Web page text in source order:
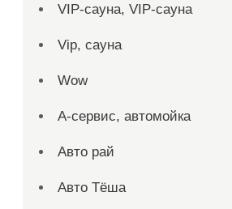
VIP-сауна, VIP-сауна
Vip, сауна
Wow
А-сервис, автомойка
Авто рай
Авто Тёша